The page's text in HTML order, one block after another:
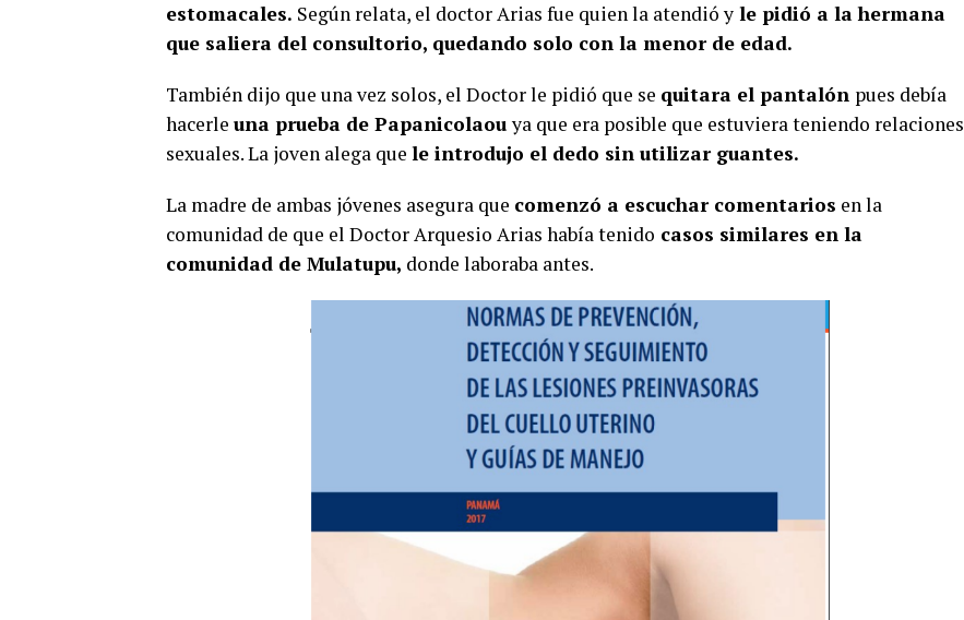
estomacales. Según relata, el doctor Arias fue quien la atendió y le pidió a la hermana
que saliera del consultorio, quedando solo con la menor de edad.
También dijo que una vez solos, el Doctor le pidió que se quitara el pantalón pues debía
hacerle una prueba de Papanicolaouya que era posible que estuviera teniendo relaciones
sexuales. La joven alega que le introdujo el dedo sin utilizar guantes.
La madre de ambas jóvenes asegura que comenzó a escuchar comentarios en la
comunidad de que el Doctor Arquesio Arias había tenido casos similares en la
comunidad de Mulatupu, donde laboraba antes.